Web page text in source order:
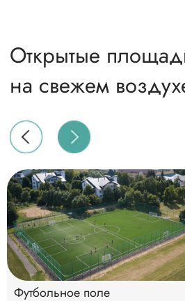
Футбольное поле
Активный отдых